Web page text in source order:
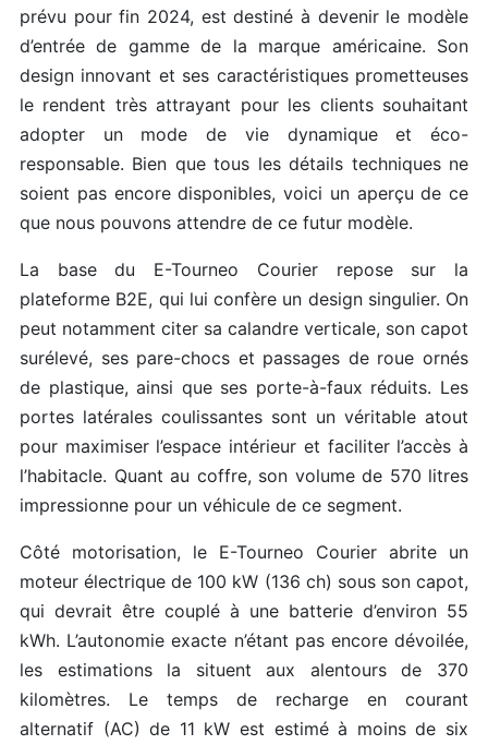
prévu pour fin 2024, est destiné à devenir le modèle
d’entrée de gamme de la marque américaine. Son
design innovant et ses caractéristiques prometteuses
le rendent très attrayant pour les clients souhaitant
adopter un mode de vie dynamique et éco-
responsable. Bien que tous les détails techniques ne
soient pas encore disponibles, voici un aperçu de ce
que nous pouvons attendre de ce futur modèle.
La base du E-Tourneo Courier repose sur la
plateforme B2E, qui lui confère un design singulier. On
peut notamment citer sa calandre verticale, son capot
surélevé, ses pare-chocs et passages de roue ornés
de plastique, ainsi que ses porte-à-faux réduits. Les
portes latérales coulissantes sont un véritable atout
pour maximiser l’espace intérieur et faciliter l’accès à
l’habitacle. Quant au coffre, son volume de 570 litres
impressionne pour un véhicule de ce segment.
Côté motorisation, le E-Tourneo Courier abrite un
moteur électrique de 100 kW (136 ch) sous son capot,
qui devrait être couplé à une batterie d’environ 55
kWh. L’autonomie exacte n’étant pas encore dévoilée,
les estimations la situent aux alentours de 370
kilomètres. Le temps de recharge en courant
alternatif (AC) de 11 kW est estimé à moins de six